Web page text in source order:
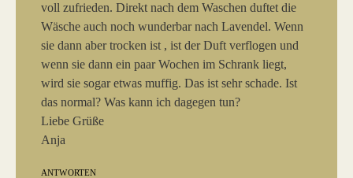
voll zufrieden. Direkt nach dem Waschen duftet die
Wäsche auch noch wunderbar nach Lavendel. Wenn
sie dann aber trocken ist , ist der Duft verflogen und
wenn sie dann ein paar Wochen im Schrank liegt,
wird sie sogar etwas muffig. Das ist sehr schade. Ist
das normal? Was kann ich dagegen tun?
Liebe Grüße
Anja
ANTWORTEN